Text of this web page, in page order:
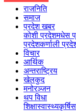
राजनिति
समाज
प्रदेश खबर
कोशी प्रदेशमधेस
प्रदेशकर्णाली
विचार
आर्थिक
अन्तराष्ट्रिय
खेलकुद
मनोरञ्जन
थप विधा
शिक्षास्वास्थ्यकृर्षि